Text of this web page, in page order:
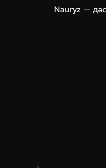
Nauryz —